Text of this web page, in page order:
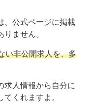
、公式ページに掲載
ません。
い非公開求人を、多
求人情報から自分に
くれますよ。